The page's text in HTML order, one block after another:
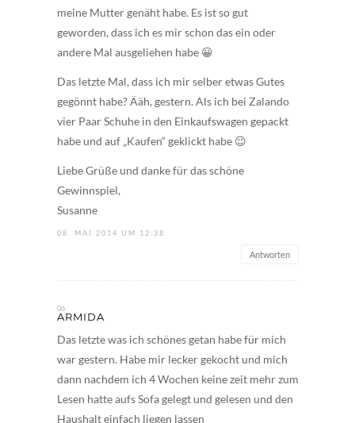
meine Mutter genäht habe. Es ist so gut
geworden, dass ich es mir schon das ein oder
andere Mal ausgeliehen habe 😀
Das letzte Mal, dass ich mir selber etwas Gutes
gegönnt habe? Ääh, gestern. Als ich bei Zalando
vier Paar Schuhe in den Einkaufswagen gepackt
habe und auf „Kaufen“ geklickt habe 😉
Liebe Grüße und danke für das schöne
Gewinnspiel,
Susanne
08. MAI 2014 UM 12:38
Antworten
ARMIDA
Das letzte was ich schönes getan habe für mich
war gestern. Habe mir lecker gekocht und mich
dann nachdem ich 4 Wochen keine zeit mehr zum
Lesen hatte aufs Sofa gelegt und gelesen und den
Haushalt einfach liegen lassen